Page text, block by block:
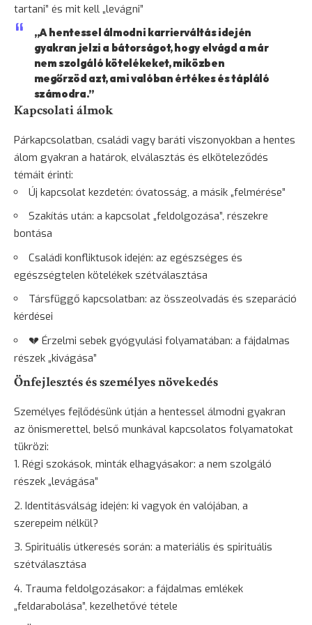
tartani” és mit kell „levágni”
„A hentessel álmodni karrierváltás idején
gyakran jelzi a bátorságot, hogy elvágd a már
nem szolgáló kötelékeket, miközben
megőrzöd azt, ami valóban értékes és tápláló
számodra.”
Kapcsolati álmok
Párkapcsolatban, családi vagy baráti viszonyokban a hentes
álom gyakran a határok, elválasztás és elköteleződés
témáit érinti:
Új kapcsolat kezdetén: óvatosság, a másik „felmérése”
Szakítás után: a kapcsolat „feldolgozása”, részekre
bontása
Családi konfliktusok idején: az egészséges és
egészségtelen kötelékek szétválasztása
Társfüggő kapcsolatban: az összeolvadás és szeparáció
kérdései
💔 Érzelmi sebek gyógyulási folyamatában: a fájdalmas
részek „kivágása”
Önfejlesztés és személyes növekedés
Személyes fejlődésünk útján a hentessel álmodni gyakran
az önismerettel, belső munkával kapcsolatos folyamatokat
tükrözi:
Régi szokások, minták elhagyásakor: a nem szolgáló
részek „levágása”
Identitásválság idején: ki vagyok én valójában, a
szerepeim nélkül?
Spirituális útkeresés során: a materiális és spirituális
szétválasztása
Trauma feldolgozásakor: a fájdalmas emlékek
„feldarabolása”, kezelhetővé tétele